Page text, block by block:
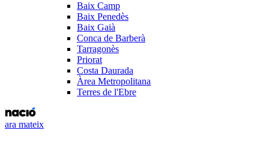
Baix Camp
Baix Penedès
Baix Gaià
Conca de Barberà
Tarragonès
Priorat
Costa Daurada
Àrea Metropolitana
Terres de l'Ebre
ara mateix